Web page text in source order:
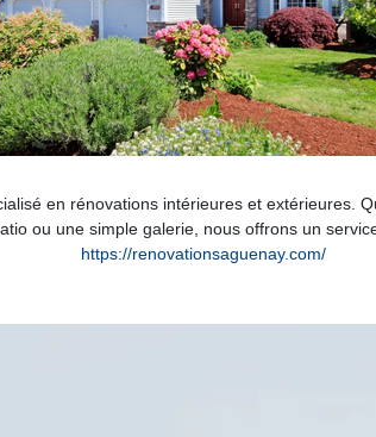
en rénovations intérieures et extérieures.
ou une simple galerie, nous offrons un
https://renovationsaguenay.com/